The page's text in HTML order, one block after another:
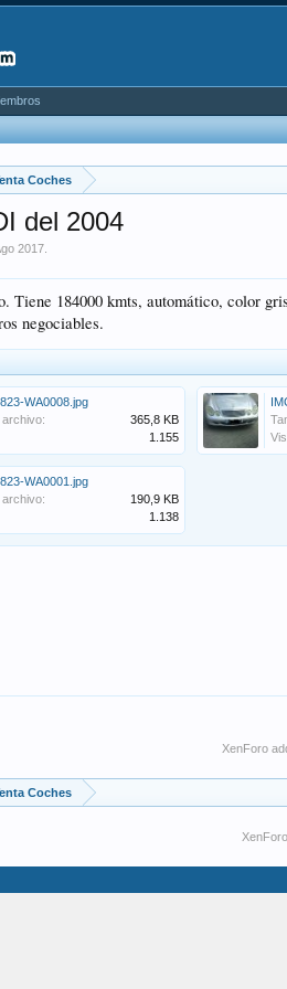
Coches
del 2004
2017
Tiene 184000 kmts, automático, color
negociables.
WA0008.jpg
archivo:
365,8 KB
1.155
WA0001.jpg
archivo:
190,9 KB
1.138
XenForo
Coches